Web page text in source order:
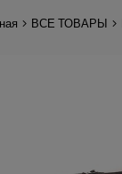
ВСЕ ТОВАРЫ